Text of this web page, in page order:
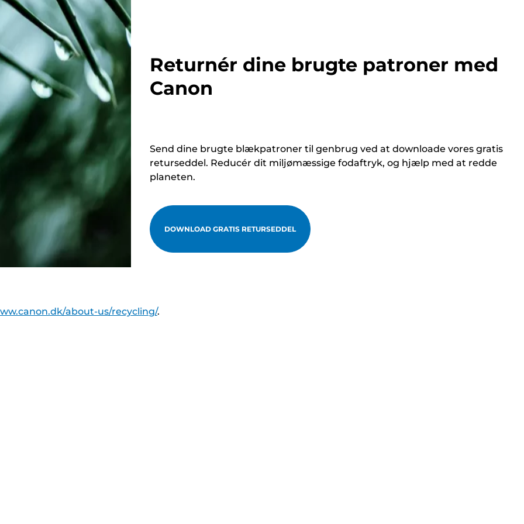
Returnér dine brugte patroner med
Canon
Send dine brugte blækpatroner til genbrug ved at downloade vores gratis
returseddel. Reducér dit miljømæssige fodaftryk, og hjælp med at redde
planeten.
DOWNLOAD GRATIS RETURSEDDEL
about-us/recycling/.